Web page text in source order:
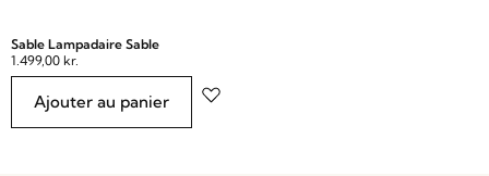
Sable Lampadaire Sable
1.499,00 kr.
Ajouter au panier